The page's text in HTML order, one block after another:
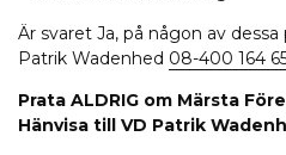
Är svaret Ja, på någon av
Patrik Wadenhed 08-400 164
Prata ALDRIG om Märsta
Hänvisa till VD Patrik